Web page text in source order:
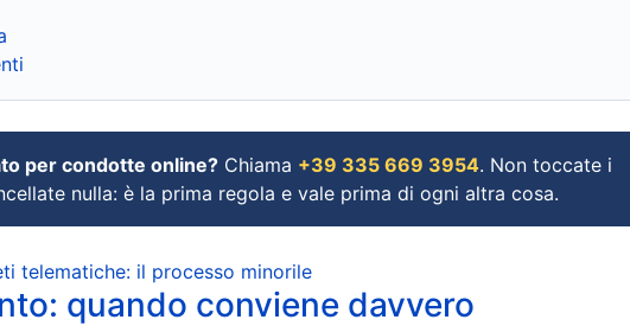
per condotte online? Chiama +39 335 669 3954. Non toccate i
nulla: è la prima regola e vale prima di ogni altra cosa.
telematiche: il processo minorile
quando conviene davvero